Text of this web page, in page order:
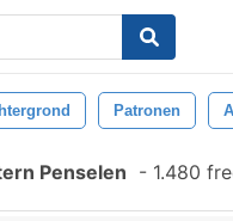
Patronen
Penselen - 1.480